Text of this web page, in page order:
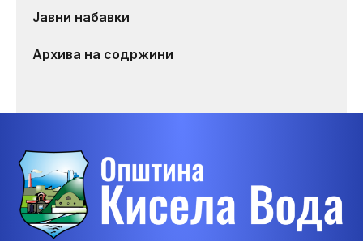
Јавни набавки
Архива на содржини